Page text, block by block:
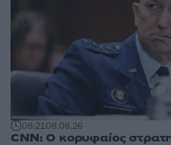
08:2108.08.26
CNN: Ο κορυφαίος